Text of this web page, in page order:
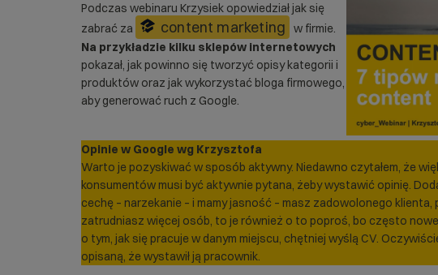
Podczas webinaru Krzysiek opowiedział jak się
zabrać za
content marketing
w firmie.
Na przykładzie kilku sklepów internetowych
pokazał, jak powinno się tworzyć opisy kategorii i
produktów oraz jak wykorzystać bloga firmowego,
aby generować ruch z Google.
Opinie w Google wg Krzysztofa
Warto je pozyskiwać w sposób aktywny. Niedawno czytałem, że
konsumentów musi być aktywnie pytana, żeby wystawić opinię.
cechę – narzekanie – i mamy jasność – masz zadowolonego
zatrudniasz więcej osób, to je również o to poproś, bo często
o tym, jak się pracuje w danym miejscu, chętniej wyślą CV.
opisaną, że wystawił ją pracownik.